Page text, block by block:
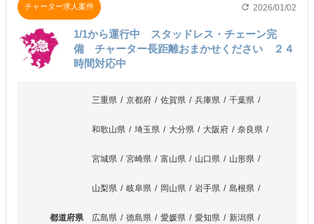
チャーター求人案件 refresh 2026/01/02
1/1から運行中 スタッドレス・チェーン完
備 チャーター長距離おまかせください ２４
時間対応中
都道府県
三重県 京都府 佐賀県 兵庫県 千葉県
和歌山県 埼玉県 大分県 大阪府 奈良県
宮城県 宮崎県 富山県 山口県 山形県
山梨県 岐阜県 岡山県 岩手県 島根県
広島県 徳島県 愛媛県 愛知県 新潟県